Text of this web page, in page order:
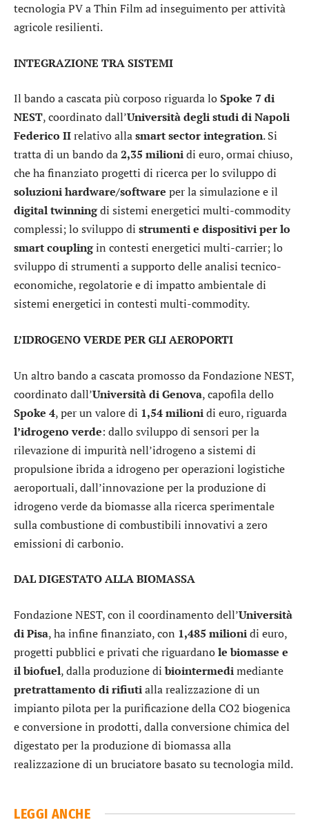
tecnologia PV a Thin Film ad inseguimento per attività
agricole resilienti.
INTEGRAZIONE TRA SISTEMI
Il bando a cascata più corposo riguarda loSpoke 7 di
NEST, coordinato dall’Università degli studi di Napoli
Federico IIrelativo allasmart sector integration. Si
tratta di un bando da2,35 milionidi euro, ormai chiuso,
che ha finanziato progetti di ricerca per lo sviluppo di
soluzioni hardware/software per la simulazione e il
digital twinningdi sistemi energetici multi-commodity
complessi; lo sviluppo di strumenti e dispositivi per lo
smart couplingin contesti energetici multi-carrier; lo
sviluppo di strumenti a supporto delle analisi tecnico-
economiche, regolatorie e di impatto ambientale di
sistemi energetici in contesti multi-commodity.
L’IDROGENO VERDE PER GLI AEROPORTI
Un altro bando a cascata promosso da Fondazione NEST,
coordinato dall’Università di Genova, capofila dello
Spoke 4, per un valore di 1,54 milionidi euro, riguarda
l’idrogeno verde: dallo sviluppo di sensori per la
rilevazione di impurità nell’idrogeno a sistemi di
propulsione ibrida a idrogeno per operazioni logistiche
aeroportuali, dall’innovazione per la produzione di
idrogeno verde da biomasse alla ricerca sperimentale
sulla combustione di combustibili innovativi a zero
emissioni di carbonio.
DAL DIGESTATO ALLA BIOMASSA
Fondazione NEST, con il coordinamento dell’Università
di Pisa, ha infine finanziato, con 1,485 milionidi euro,
progetti pubblici e privati che riguardanole biomasse e
il biofuel, dalla produzione dibiointermedimediante
pretrattamento di rifiutialla realizzazione di un
impianto pilota per la purificazione della CO2 biogenica
e conversione in prodotti, dalla conversione chimica del
digestato per la produzione di biomassa alla
realizzazione di un bruciatore basato su tecnologia mild.
LEGGI ANCHE